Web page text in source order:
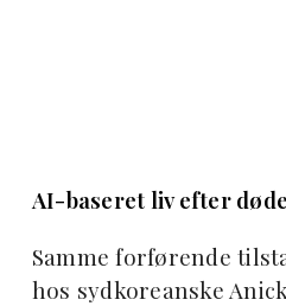
AI-baseret liv efter
Samme forførende
hos sydkoreanske